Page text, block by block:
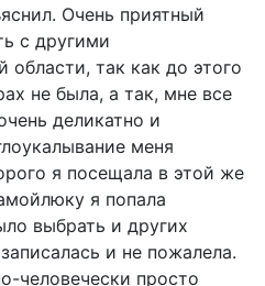
Очень приятный
с другими
области, так как до этого
не была, а так, мне все
деликатно и
меня
я посещала в этой же
я попала
выбрать и других
и не пожалела.
человечески просто